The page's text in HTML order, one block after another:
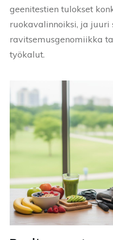
geenitestien tulokset
ruokavalinnoiksi, ja juuri
ravitsemusgenomiikka
työkalut.